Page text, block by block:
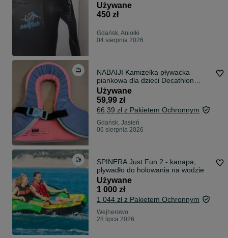
Używane
450 zł
Gdańsk, Aniołki
04 sierpnia 2026
NABAIJI Kamizelka pływacka
piankowa dla dzieci Decathlon
Swimvest+
Używane
59,99 zł
66,39 zł z Pakietem Ochronnym
Gdańsk, Jasień
06 sierpnia 2026
SPINERA Just Fun 2 - kanapa,
pływadło do holowania na wodzie
Używane
1 000 zł
1 044 zł z Pakietem Ochronnym
Wejherowo
28 lipca 2026